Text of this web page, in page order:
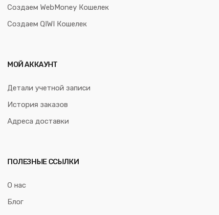
Создаем WebMoney Кошелек
Создаем QIWI Кошелек
МОЙ АККАУНТ
Детали учетной записи
История заказов
Адреса доставки
ПОЛЕЗНЫЕ ССЫЛКИ
О нас
Блог